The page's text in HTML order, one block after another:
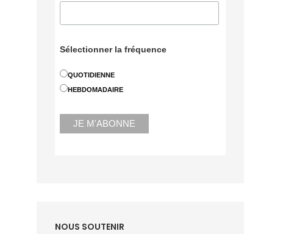
Sélectionner la fréquence
QUOTIDIENNE
HEBDOMADAIRE
NOUS SOUTENIR